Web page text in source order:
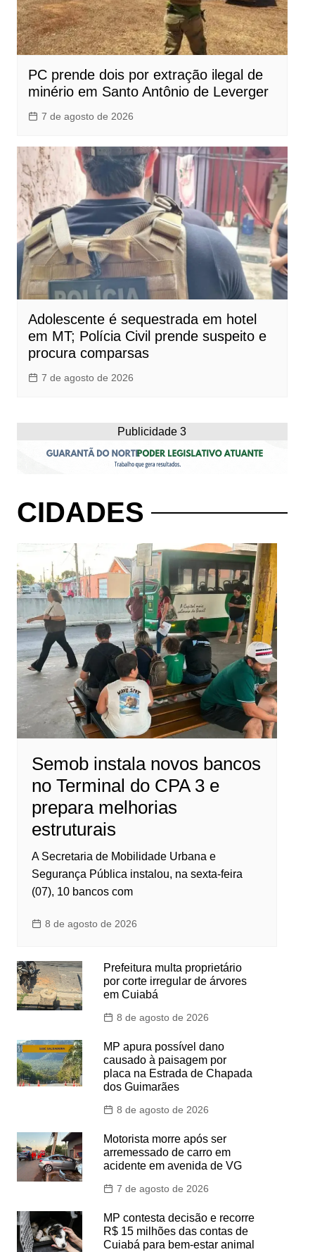
PC prende dois por extração ilegal de
minério em Santo Antônio de Leverger
7 de agosto de 2026
Adolescente é sequestrada em hotel
em MT; Polícia Civil prende suspeito e
procura comparsas
7 de agosto de 2026
Publicidade 3
CIDADES
Semob instala novos bancos
no Terminal do CPA 3 e
prepara melhorias
estruturais
A Secretaria de Mobilidade Urbana e
Segurança Pública instalou, na sexta-feira
(07), 10 bancos com
8 de agosto de 2026
Prefeitura multa proprietário
por corte irregular de árvores
em Cuiabá
8 de agosto de 2026
MP apura possível dano
causado à paisagem por
placa na Estrada de Chapada
dos Guimarães
8 de agosto de 2026
Motorista morre após ser
arremessado de carro em
acidente em avenida de VG
7 de agosto de 2026
MP contesta decisão e recorre
R$ 15 milhões das contas de
Cuiabá para bem-estar animal